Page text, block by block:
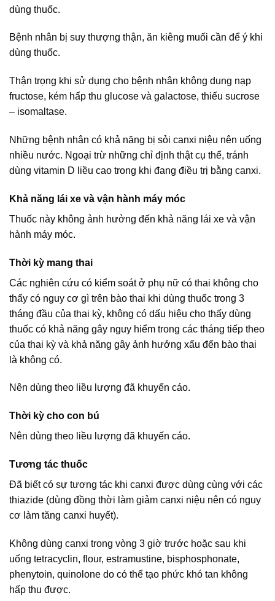
dùng thuốc.
Bệnh nhân bị suy thượng thận, ăn kiêng muối cần để ý khi
dùng thuốc.
Thận trọng khi sử dụng cho bệnh nhân không dung nạp
fructose, kém hấp thu glucose và galactose, thiếu sucrose
– isomaltase.
Những bệnh nhân có khả năng bị sỏi canxi niệu nên uống
nhiều nước. Ngoại trừ những chỉ định thật cụ thể, tránh
dùng vitamin D liều cao trong khi đang điều trị bằng canxi.
Khả năng lái xe và vận hành máy móc
Thuốc này không ảnh hưởng đến khả năng lái xe và vận
hành máy móc.
Thời kỳ mang thai
Các nghiên cứu có kiểm soát ở phụ nữ có thai không cho
thấy có nguy cơ gì trên bào thai khi dùng thuốc trong 3
tháng đầu của thai kỳ, không có dấu hiệu cho thấy dùng
thuốc có khả năng gây nguy hiểm trong các tháng tiếp theo
của thai kỳ và khả năng gây ảnh hưởng xấu đến bào thai
là không có.
Nên dùng theo liều lượng đã khuyến cáo.
Thời kỳ cho con bú
Nên dùng theo liều lượng đã khuyến cáo.
Tương tác thuốc
Đã biết có sự tương tác khi canxi được dùng cùng với các
thiazide (dùng đồng thời làm giảm canxi niệu nên có nguy
cơ làm tăng canxi huyết).
Không dùng canxi trong vòng 3 giờ trước hoặc sau khi
uống tetracyclin, flour, estramustine, bisphosphonate,
phenytoin, quinolone do có thể tạo phức khó tan không
hấp thu được.